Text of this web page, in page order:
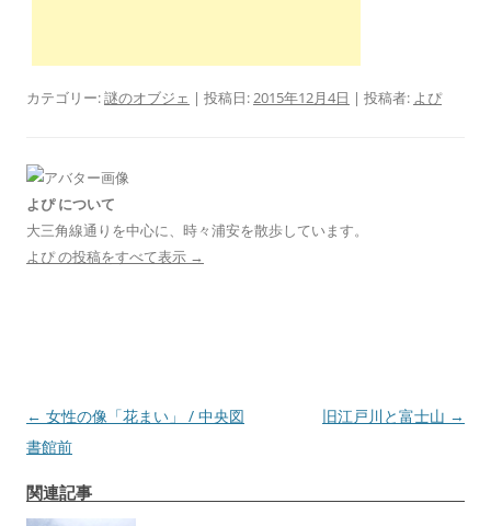
カテゴリー:謎のオブジェ | 投稿日:2015年12月4日 | 投稿者: よぴ
よぴ について
大三角線通りを中心に、時々浦安を散歩しています。
よぴ の投稿をすべて表示 →
投
稿
ビ
← 女性の像「花まい」 / 中央図
書館前
旧江戸川と富士山 →
関連記事